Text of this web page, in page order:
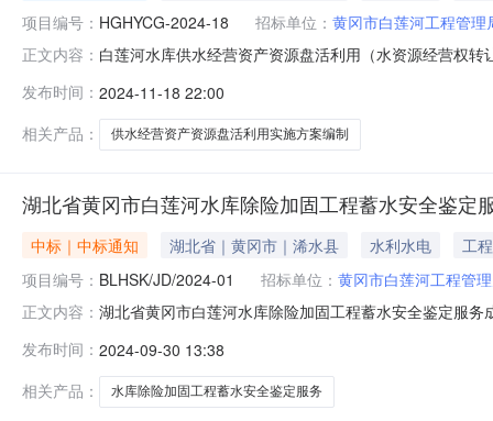
项目编号： HGHYCG-2024-18 招标单位： 黄冈市白莲河工程管理
正文内容： 白莲河水库供水经营资产资源盘活利用（水资源经营权
目基本情况：项目编号：HGHYCG-2024-18政府采购计
磋商预算金
发布时间： 2024-11-18 22:00
相关产品：
供水经营资产资源盘活利用实施方案编制
湖北省黄冈市白莲河水库除险加固工程蓄水安全鉴定
中标｜中标通知 湖北省｜黄冈市｜浠水县 水利水电
工程
项目编号： BLHSK/JD/2024-01 招标单位： 黄冈市白莲河工程管
正文内容： 湖北省黄冈市白莲河水库除险加固工程蓄水安全鉴定服
莲河水库除险加固工程蓄水安全鉴定服务服务范围：按
验收规程》（SL2
发布时间： 2024-09-30 13:38
相关产品：
水库除险加固工程蓄水安全鉴定服务